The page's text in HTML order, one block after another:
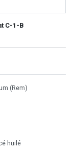
C-1-B
(Rem)
huilé